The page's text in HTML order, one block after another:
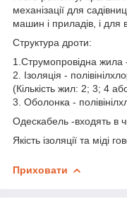
механізації для
машин і приладів, і для
Структура дроти:
1.Струмопровідна жила
2. Ізоляція -
(Кількість жил: 2; 3; 4
3. Оболонка -
Одескабель -входять в
Якість ізоляції та міді
Приховати